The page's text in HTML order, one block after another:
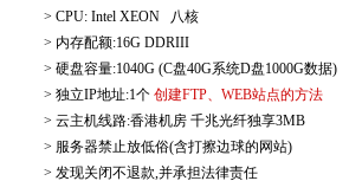
> CPU: Intel XEON 八核
> 内存配额:16G DDRIII
> 硬盘容量:1040G (C盘40G系统D盘1000G数据)
> 独立IP地址:1个 创建FTP、WEB站点的方法
> 云主机线路:香港机房 千兆光纤独享3MB
> 服务器禁止放低俗(含打擦边球的网站)
> 发现关闭不退款,并承担法律责任